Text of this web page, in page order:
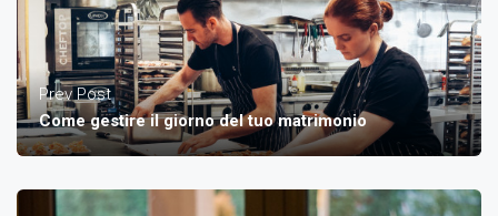
Prev Post
Come gestire il giorno del tuo matrimonio